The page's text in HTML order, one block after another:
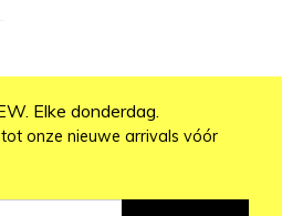
Elke donderdag.
onze nieuwe arrivals vóór